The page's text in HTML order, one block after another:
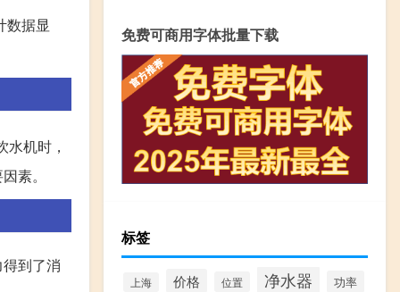
数据显
水机时，
素。
到了消
免费可商用字体批量下载
标签
上海 价格 位置 净水器
功率